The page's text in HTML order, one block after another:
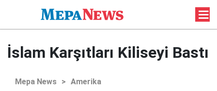
İslam Karşıtları Kiliseyi Bastı
Mepa News > Amerika